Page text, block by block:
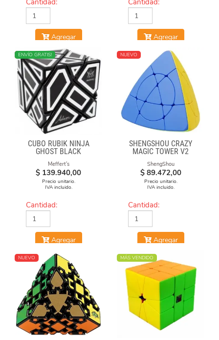
Cantidad:
Agregar
Cantidad:
Agregar
NUEVO
ENVÍO GRATIS!
CUBO RUBIK NINJA
GHOST BLACK
Meffert's
$ 139.940,00
Precio unitario.
IVA incluido.
Cantidad:
Agregar
NUEVO
SHENGSHOU CRAZY
MAGIC TOWER V2
ShengShou
$ 89.472,00
Precio unitario.
IVA incluido.
Cantidad:
Agregar
NUEVO MÁS VENDIDO